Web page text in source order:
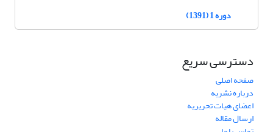
دوره 1 (1391)
دسترسی سریع
صفحه اصلی
درباره نشریه
اعضای هیات تحریریه
ارسال مقاله